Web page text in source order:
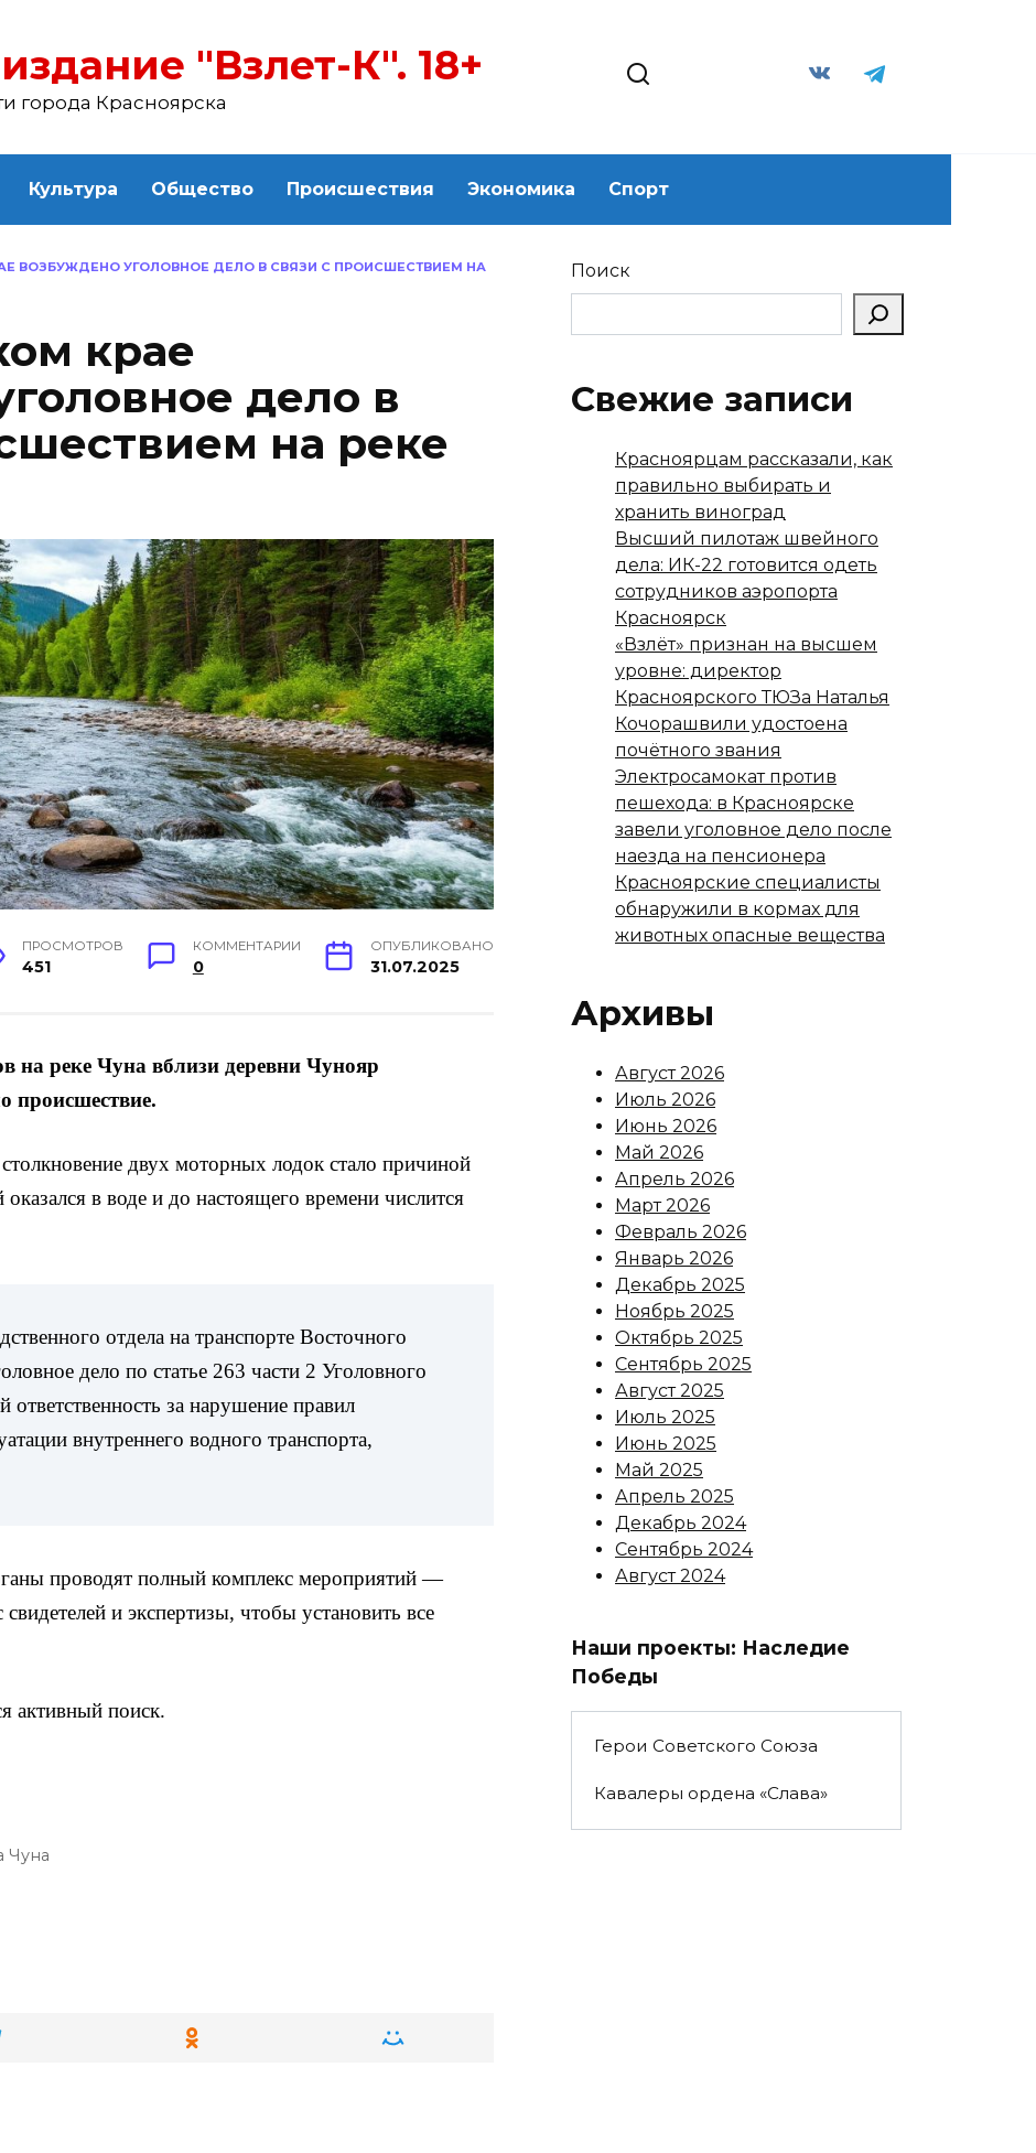
"Взлет-К". 18+
города Красноярска
Культура Общество Происшествия Экономика Спорт
ВОЗБУЖДЕНО УГОЛОВНОЕ ДЕЛО В СВЯЗИ С ПРОИСШЕСТВИЕМ НА
крае
дело в
на реке
ПРОСМОТРОВ
451
КОММЕНТАРИИ
0
ОПУБЛИКОВАНО
31.07.2025
на реке Чуна вблизи деревни Чунояр
происшествие.
двух моторных лодок стало причиной
в воде и до настоящего времени числится
отдела на транспорте Восточного
дело по статье 263 части 2 Уголовного
за нарушение правил
внутреннего водного транспорта,
проводят полный комплекс мероприятий —
и экспертизы, чтобы установить все
активный поиск.
Чуна
Поиск
Свежие записи
Красноярцам рассказали, как
правильно выбирать и
хранить виноград
Высший пилотаж швейного
дела: ИК-22 готовится одеть
сотрудников аэропорта
Красноярск
«Взлёт» признан на высшем
уровне: директор
Красноярского ТЮЗа Наталья
Кочорашвили удостоена
почётного звания
Электросамокат против
пешехода: в Красноярске
завели уголовное дело после
наезда на пенсионера
Красноярские специалисты
обнаружили в кормах для
животных опасные вещества
Архивы
Август 2026
Июль 2026
Июнь 2026
Май 2026
Апрель 2026
Март 2026
Февраль 2026
Январь 2026
Декабрь 2025
Ноябрь 2025
Октябрь 2025
Сентябрь 2025
Август 2025
Июль 2025
Июнь 2025
Май 2025
Апрель 2025
Декабрь 2024
Сентябрь 2024
Август 2024
Наши проекты: Наследие
Победы
Герои Советского Союза
Кавалеры ордена «Слава»